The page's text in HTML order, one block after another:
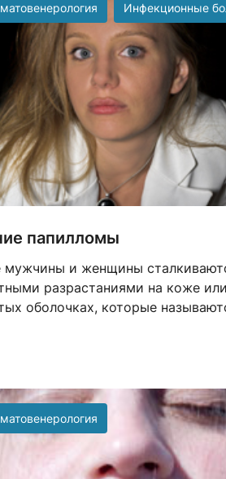
Инфекционные
папилломы
мужчины и женщины
разрастаниями на коже или
оболочках, которые